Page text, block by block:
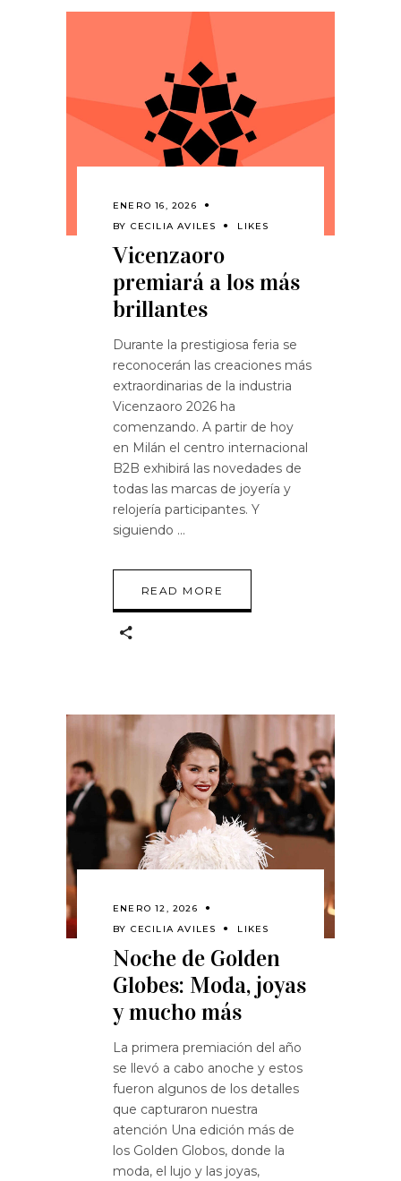
ENERO 16, 2026
BY CECILIA AVILES LIKES
Vicenzaoro
premiará a los más
brillantes
Durante la prestigiosa feria se
reconocerán las creaciones más
extraordinarias de la industria
Vicenzaoro 2026 ha
comenzando. A partir de hoy
en Milán el centro internacional
B2B exhibirá las novedades de
todas las marcas de joyería y
relojería participantes. Y
siguiendo
READ MORE
ENERO 12, 2026
BY CECILIA AVILES LIKES
Noche de Golden
Globes: Moda, joyas
y mucho más
La primera premiación del año
se llevó a cabo anoche y estos
fueron algunos de los detalles
que capturaron nuestra
atención Una edición más de
los Golden Globos, donde la
moda, el lujo y las joyas,